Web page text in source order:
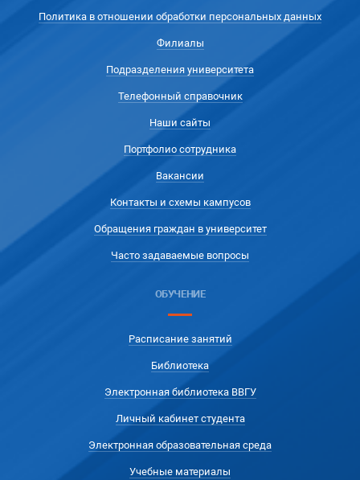
Политика в отношении обработки персональных данных
Филиалы
Подразделения университета
Телефонный справочник
Наши сайты
Портфолио сотрудника
Вакансии
Контакты и схемы кампусов
Обращения граждан в университет
Часто задаваемые вопросы
ОБУЧЕНИЕ
Расписание занятий
Библиотека
Электронная библиотека ВВГУ
Личный кабинет студента
Электронная образовательная среда
Учебные материалы